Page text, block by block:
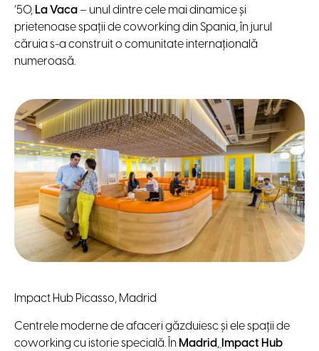
’50, La Vaca– unul dintre cele mai dinamice și
prietenoase spații de coworking din Spania, în jurul
căruia s-a construit o comunitate internațională
numeroasă.
Impact Hub Picasso, Madrid
Centrele moderne de afaceri găzduiesc și ele spații de
coworking cu istorie specială. ÎnMadrid,Impact Hub